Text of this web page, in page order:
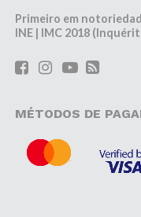
Primeiro em
INE | IMC 2018
MÉTODOS DE